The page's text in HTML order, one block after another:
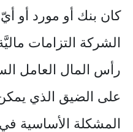
كان بنك أو مورد أو
الشركة التزامات
رأس المال العامل
على الضيق الذي
المشكلة الأساسية